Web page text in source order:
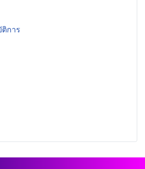
การ